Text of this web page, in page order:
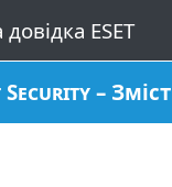
Security – Зміст